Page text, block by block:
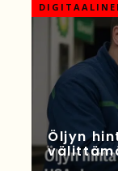
Öljyn